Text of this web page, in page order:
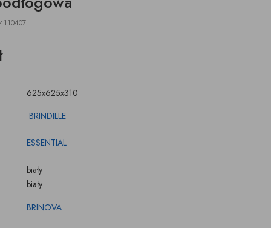
TKANINY, SKÓRY
ŚWIECZKI, LAMPIONY
625x625x310
BRINDILLE
ESSENTIAL
biały
biały
BRINOVA